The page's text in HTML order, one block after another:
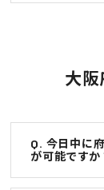
大阪
Q. 今日中に
が可能ですか